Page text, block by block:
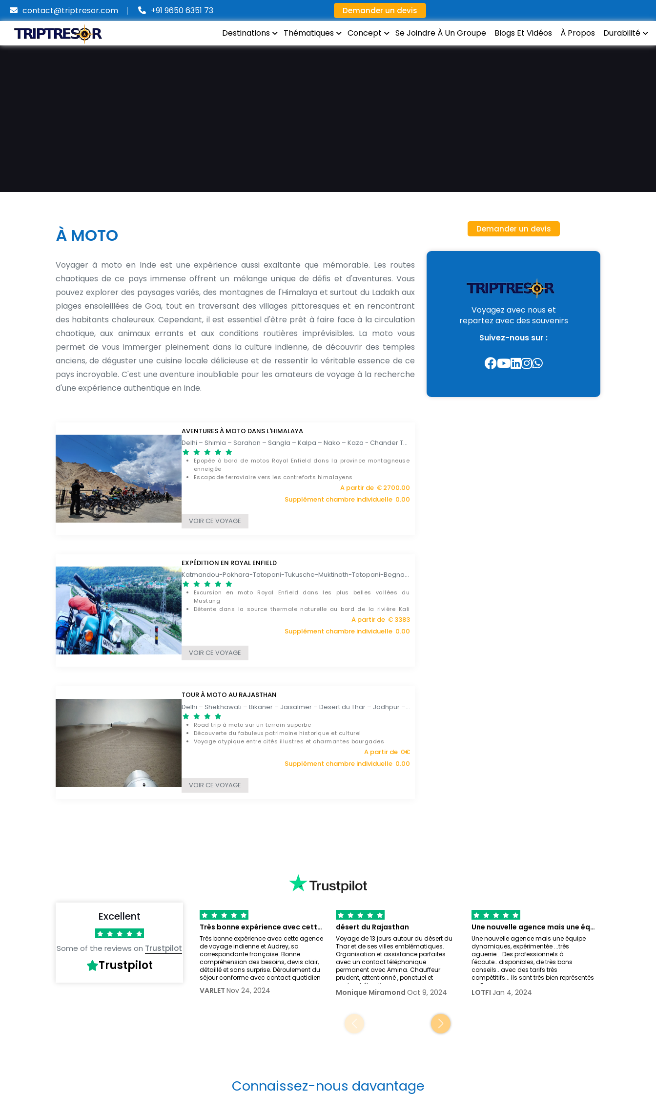
contact@triptresor.com +91 9650 6351 73 Demander un devis
Destinations Thématiques Concept Se Joindre À Un Groupe Blogs Et Vidéos À Propos Durabilité
À MOTO
Voyager à moto en Inde est une expérience aussi exaltante que mémorable. Les routes
chaotiques de ce pays immense offrent un mélange unique de défis et d'aventures. Vous
pouvez explorer des paysages variés, des montagnes de l'Himalaya et surtout du Ladakh aux
plages ensoleillées de Goa, tout en traversant des villages pittoresques et en rencontrant
des habitants chaleureux. Cependant, il est essentiel d'être prêt à faire face à la circulation
chaotique, aux animaux errants et aux conditions routières imprévisibles. La moto vous
permet de vous immerger pleinement dans la culture indienne, de découvrir des temples
anciens, de déguster une cuisine locale délicieuse et de ressentir la véritable essence de ce
pays incroyable. C'est une aventure inoubliable pour les amateurs de voyage à la recherche
d'une expérience authentique en Inde.
AVENTURES À MOTO DANS L'HIMALAYA
Delhi – Shimla – Sarahan – Sangla – Kalpa – Nako – Kaza - Chander Tal – Keylong – Sarchu - Tso Kar – Leh - Vallee de Nubra – Leh - Lac Pangong – Leh - Delhi / 23 JOURS
Epopée à bord de motos Royal Enfield dans la province montagneuse
enneigée
Escapade ferroviaire vers les contreforts himalayens
Parcous idéal pour les passionnés d’histoires et les amoureux de la
A partir de € 2700.00
Supplément chambre individuelle 0.00
VOIR CE VOYAGE
EXPÉDITION EN ROYAL ENFIELD
Katmandou-Pokhara-Tatopani-Tukusche-Muktinath-Tatopani-Begnas Lake-Nuwakot-Katmandou / 13 JOURS
Excursion en moto Royal Enfield dans les plus belles vallées du
Mustang
Détente dans la source thermale naturelle au bord de la rivière Kali
A partir de € 3383
Supplément chambre individuelle 0.00
VOIR CE VOYAGE
TOUR À MOTO AU RAJASTHAN
Delhi – Shekhawati – Bikaner – Jaisalmer – Desert du Thar – Jodhpur – Ranakpur– Kumbhalgarh – Udaipur – Jojawar – Jaipur – Alwar – Kesroli – Delhi / 15 JOURS
Road trip à moto sur un terrain superbe
Découverte du fabuleux patrimoine historique et culturel
Voyage atypique entre cités illustres et charmantes bourgades
A partir de 0€
Supplément chambre individuelle 0.00
VOIR CE VOYAGE
Demander un devis
Voyagez avec nous et
repartez avec des souvenirs
Suivez-nous sur :
Excellent
Some of the reviews on Trustpilot
Trustpilot
Très bonne expérience avec cette agence…
Très bonne expérience avec cette agence
de voyage indienne et Audrey, sa
correspondante française. Bonne
compréhension des besoins, devis clair,
détaillé et sans surprise. Déroulement du
séjour conforme avec contact quotidien
VARLET Nov 24, 2024
désert du Rajasthan
Voyage de 13 jours autour du désert du
Thar et de ses villes emblématiques.
Organisation et assistance parfaites
avec un contact téléphonique
permanent avec Amina. Chauffeur
prudent, attentionné , ponctuel et
sachant être dis
Monique Miramond Oct 9, 2024
Une nouvelle agence mais une équipe…
Une nouvelle agence mais une équipe
dynamiques, expérimentée ...très
aguerrie... Des professionnels à
l'écoute...disponibles, de très bons
conseils...avec des tarifs très
compétitifs... Ils sont très bien représentés
en Eur
LOTFI Jan 4, 2024
Connaissez-nous davantage